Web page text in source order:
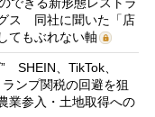
ス 同社に聞いた「店
てもぶれない軸
SHEIN、TikTok、
ンプ関税の回避を狙
業参入・土地取得への